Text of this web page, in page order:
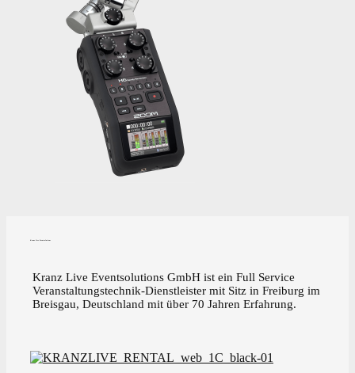
Kranz Live Eventsolutions GmbH ist ein Full Service
Veranstaltungstechnik-Dienstleister mit Sitz in Freiburg im
Breisgau, Deutschland mit über 70 Jahren Erfahrung.